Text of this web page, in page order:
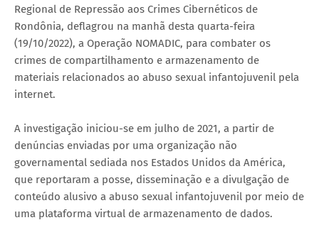
Regional de Repressão aos Crimes Cibernéticos de
Rondônia, deflagrou na manhã desta quarta-feira
(19/10/2022), a Operação NOMADIC, para combater os
crimes de compartilhamento e armazenamento de
materiais relacionados ao abuso sexual infantojuvenil pela
internet.
A investigação iniciou-se em julho de 2021, a partir de
denúncias enviadas por uma organização não
governamental sediada nos Estados Unidos da América,
que reportaram a posse, disseminação e a divulgação de
conteúdo alusivo a abuso sexual infantojuvenil por meio de
uma plataforma virtual de armazenamento de dados.